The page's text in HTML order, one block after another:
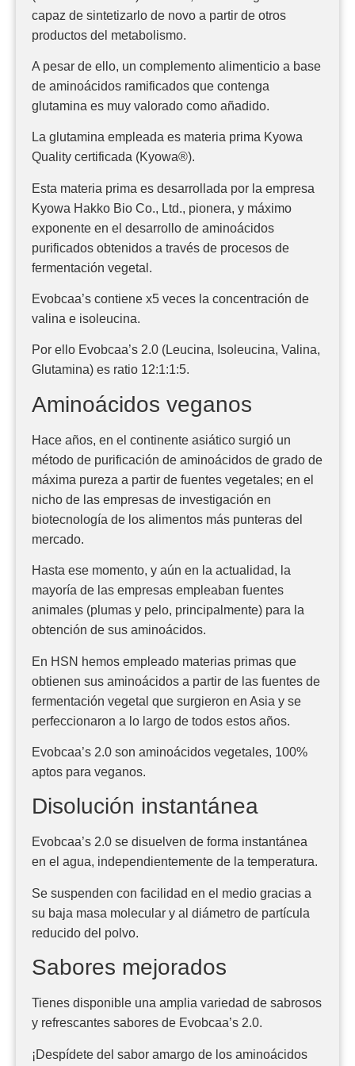
capaz de sintetizarlo de novo a partir de otros
productos del metabolismo.
A pesar de ello, un complemento alimenticio a base
de aminoácidos ramificados que contenga
glutamina es muy valorado como añadido.
La glutamina empleada es materia prima Kyowa
Quality certificada (Kyowa®).
Esta materia prima es desarrollada por la empresa
Kyowa Hakko Bio Co., Ltd., pionera, y máximo
exponente en el desarrollo de aminoácidos
purificados obtenidos a través de procesos de
fermentación vegetal.
Evobcaa’s contiene x5 veces la concentración de
valina e isoleucina.
Por ello Evobcaa’s 2.0 (Leucina, Isoleucina, Valina,
Glutamina) es ratio 12:1:1:5.
Aminoácidos veganos
Hace años, en el continente asiático surgió un
método de purificación de aminoácidos de grado de
máxima pureza a partir de fuentes vegetales; en el
nicho de las empresas de investigación en
biotecnología de los alimentos más punteras del
mercado.
Hasta ese momento, y aún en la actualidad, la
mayoría de las empresas empleaban fuentes
animales (plumas y pelo, principalmente) para la
obtención de sus aminoácidos.
En HSN hemos empleado materias primas que
obtienen sus aminoácidos a partir de las fuentes de
fermentación vegetal que surgieron en Asia y se
perfeccionaron a lo largo de todos estos años.
Evobcaa’s 2.0 son aminoácidos vegetales, 100%
aptos para veganos.
Disolución instantánea
Evobcaa’s 2.0 se disuelven de forma instantánea
en el agua, independientemente de la temperatura.
Se suspenden con facilidad en el medio gracias a
su baja masa molecular y al diámetro de partícula
reducido del polvo.
Sabores mejorados
Tienes disponible una amplia variedad de sabrosos
y refrescantes sabores de Evobcaa’s 2.0.
¡Despídete del sabor amargo de los aminoácidos